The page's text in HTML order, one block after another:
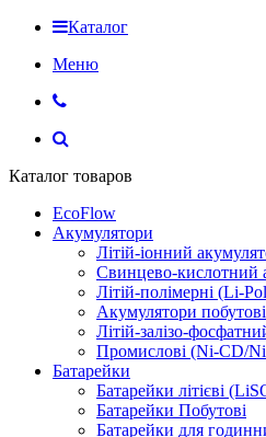
Каталог
Меню
Каталог товаров
EcoFlow
Акумулятори
Літій-іонний
Свинцево-кислотний
Літій-полімерні (Li-
Акумулятори
Літій-залізо-
Промислові (Ni-CD/
Батарейки
Батарейки літієві
Батарейки Побутові
Батарейки для